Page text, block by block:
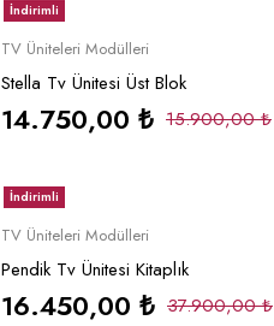
İndirimli
TV Üniteleri Modülleri
Stella Tv Ünitesi Üst Blok
15.900,00₺
14.750,00 ₺
İndirimli
TV Üniteleri Modülleri
Pendik Tv Ünitesi Kitaplık
37.900,00₺
16.450,00 ₺